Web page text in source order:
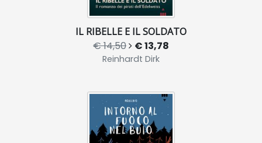
IL RIBELLE E IL SOLDATO
€ 14,50 € 13,78
Reinhardt Dirk